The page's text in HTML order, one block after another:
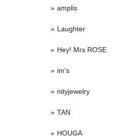
amplis
Laughter
Hey! Mrs ROSE
im's
nityjewelry
TAN
HOUGA